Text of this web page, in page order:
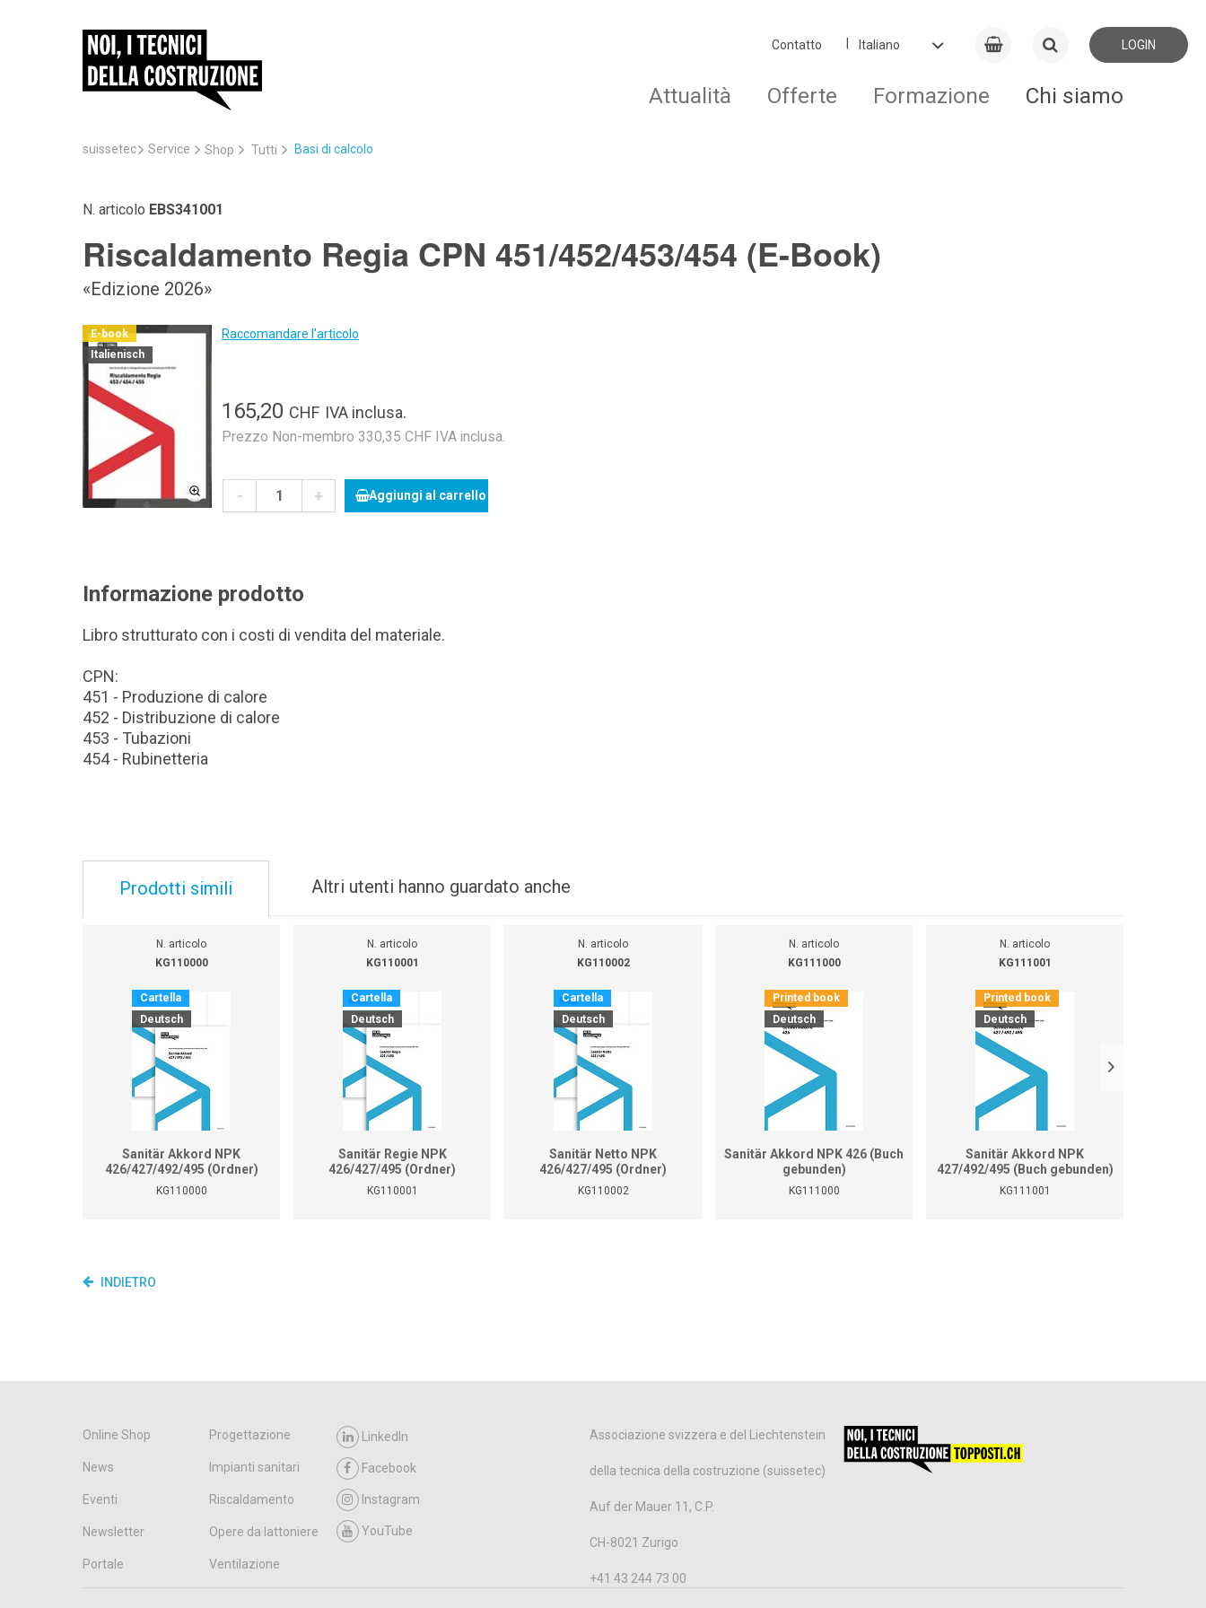
Contatto LOGIN
Attualità Offerte Formazione Chi siamo
suissetec Service Shop Tutti Basi di calcolo
N. articolo EBS341001
Riscaldamento Regia CPN 451/452/453/454 (E-Book)
«Edizione 2026»
E-book
Italienisch
Raccomandare l'articolo
165,20 CHF IVA inclusa.
Prezzo Non-membro 330,35 CHF IVA inclusa.
- + Aggiungi al carrello
Informazione prodotto
Libro strutturato con i costi di vendita del materiale.
CPN:
451 - Produzione di calore
452 - Distribuzione di calore
453 - Tubazioni
454 - Rubinetteria
Prodotti simili Altri utenti hanno guardato anche
N. articolo
KG110000
Cartella
Deutsch
Sanitär Akkord NPK
426/427/492/495 (Ordner)
KG110000
N. articolo
KG110001
Cartella
Deutsch
Sanitär Regie NPK
426/427/495 (Ordner)
KG110001
N. articolo
KG110002
Cartella
Deutsch
Sanitär Netto NPK
426/427/495 (Ordner)
KG110002
N. articolo
KG111000
Printed book
Deutsch
Sanitär Akkord NPK 426 (Buch
gebunden)
KG111000
N. articolo
KG111001
Printed book
Deutsch
Sanitär Akkord NPK
427/492/495 (Buch gebunden)
KG111001
INDIETRO
Online Shop Progettazione
News Impianti sanitari
Eventi Riscaldamento
Newsletter Opere da lattoniere
Portale Ventilazione
LinkedIn
Facebook
Instagram
YouTube
Associazione svizzera e del Liechtenstein
della tecnica della costruzione (suissetec)
Auf der Mauer 11, C.P.
CH-8021 Zurigo
+41 43 244 73 00